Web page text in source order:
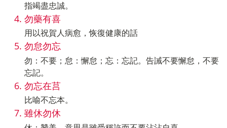
指竭盡忠誠。
勿藥有喜
用以祝賀人病愈，恢復健康的話
勿怠勿忘
勿：不要；怠：懈怠；忘：忘記。告誡不要懈怠，不要
忘記。
勿忘在莒
比喻不忘本。
雖休勿休